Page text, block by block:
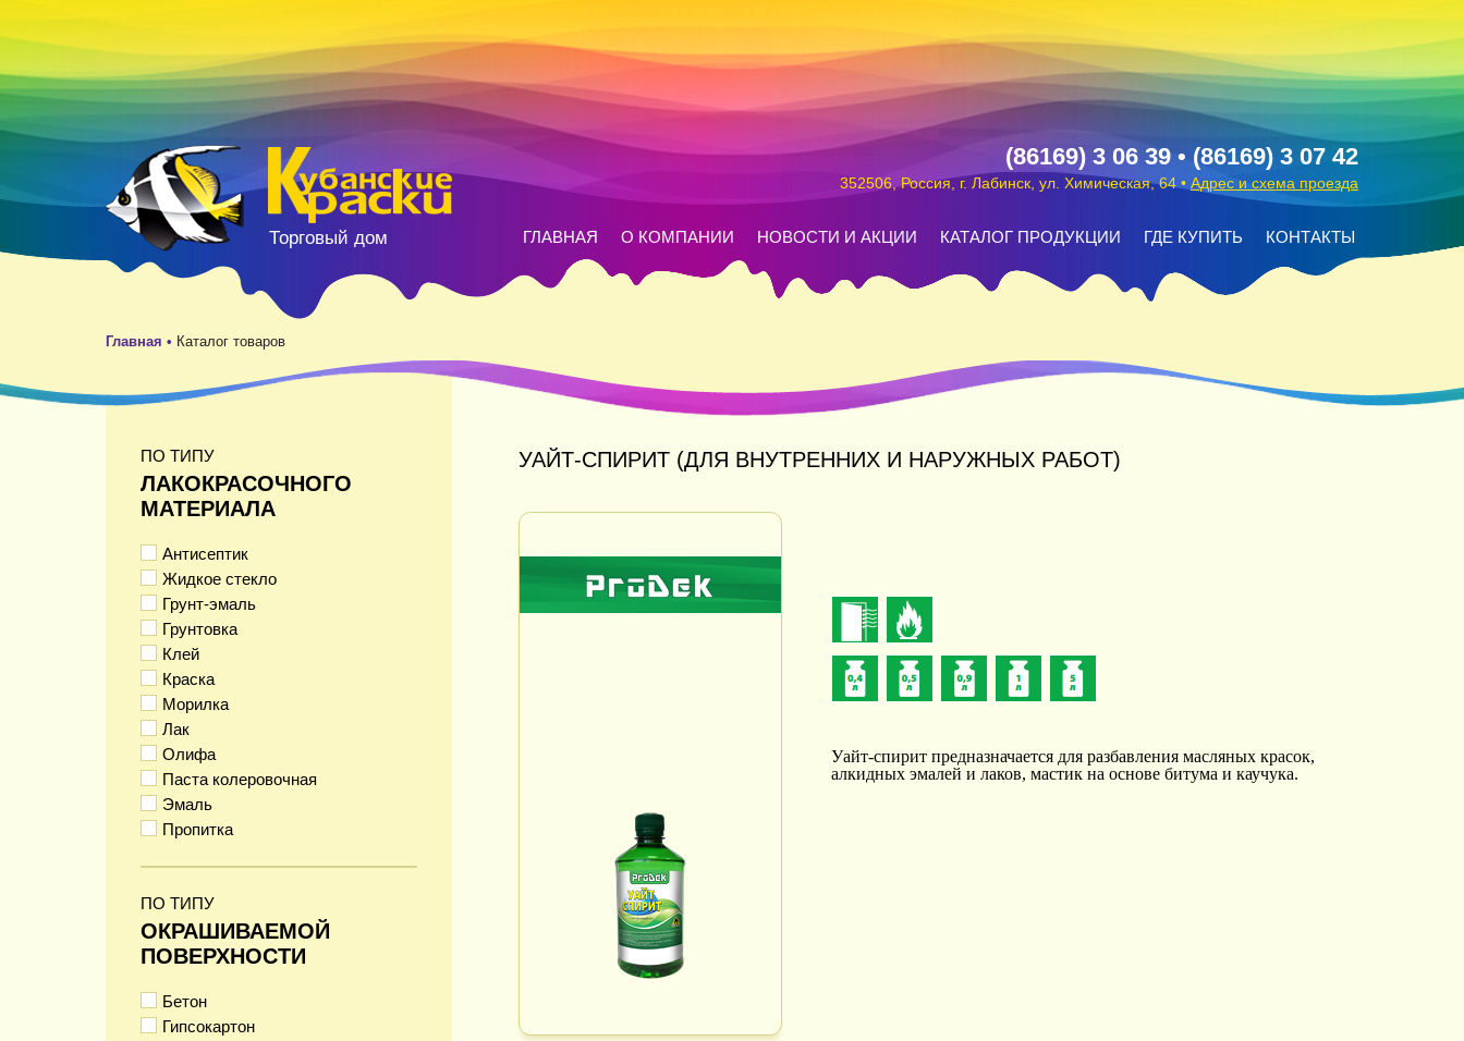
Торговый дом
(86169) 3 06 39 • (86169) 3 07 42
352506, Россия, г. Лабинск, ул. Химическая, 64 • Адрес и схема проезда
ГЛАВНАЯ О КОМПАНИИ НОВОСТИ И АКЦИИ КАТАЛОГ ПРОДУКЦИИ ГДЕ КУПИТЬ КОНТАКТЫ
Главная • Каталог товаров
ПО ТИПУ
ЛАКОКРАСОЧНОГО
МАТЕРИАЛА
Антисептик
Жидкое стекло
Грунт-эмаль
Грунтовка
Клей
Краска
Морилка
Лак
Олифа
Паста колеровочная
Эмаль
Пропитка
ПО ТИПУ
ОКРАШИВАЕМОЙ
ПОВЕРХНОСТИ
Бетон
Гипсокартон
УАЙТ-СПИРИТ (ДЛЯ ВНУТРЕННИХ И НАРУЖНЫХ РАБОТ)
Уайт-спирит предназначается для разбавления масляных красок,
алкидных эмалей и лаков, мастик на основе битума и каучука.